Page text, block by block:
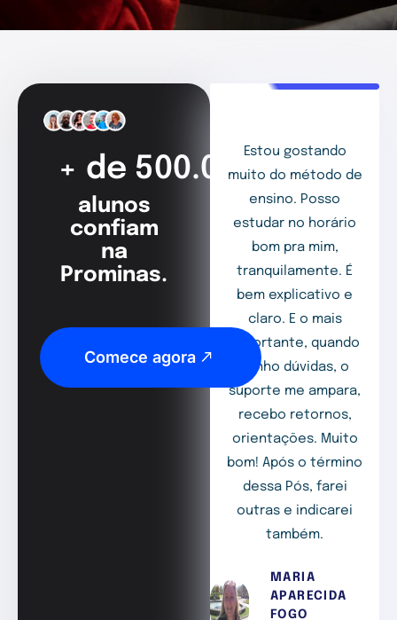
+ de 500.000
alunos
confiam
na
Prominas.
Comece agora
Estou gostando
muito do método de
ensino. Posso
estudar no horário
bom pra mim,
tranquilamente. É
bem explicativo e
claro. E o mais
importante, quando
tenho dúvidas, o
suporte me ampara,
recebo retornos,
orientações. Muito
bom! Após o término
dessa Pós, farei
outras e indicarei
também.
MARIA
APARECIDA
FOGO